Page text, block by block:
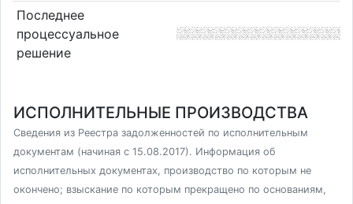
Последнее
процессуальное
решение
ИСПОЛНИТЕЛЬНЫЕ ПРОИЗВОДСТВА
Сведения из Реестра задолженностей по исполнительным
документам (начиная с 15.08.2017). Информация об
исполнительных документах, производство по которым не
окончено; взыскание по которым прекращено по основаниям,